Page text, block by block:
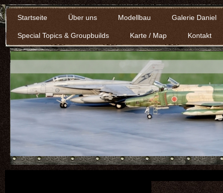
Startseite Über uns Modellbau Galerie Daniel
Special Topics & Groupbuilds Karte / Map Kontakt